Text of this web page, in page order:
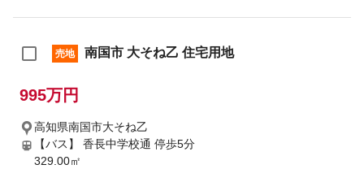
売地 南国市 大そね乙 住宅用地
995万円
高知県南国市大そね乙
【バス】 香長中学校通 停歩5分
329.00㎡